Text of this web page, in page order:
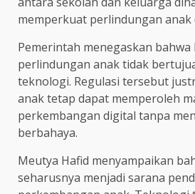
memperkuat perlindungan anak
Pemerintah menegaskan bahwa
perlindungan anak tidak
teknologi. Regulasi tersebut
anak tetap dapat memperoleh
perkembangan digital tanpa
berbahaya.
Meutya Hafid menyampaikan
seharusnya menjadi sarana